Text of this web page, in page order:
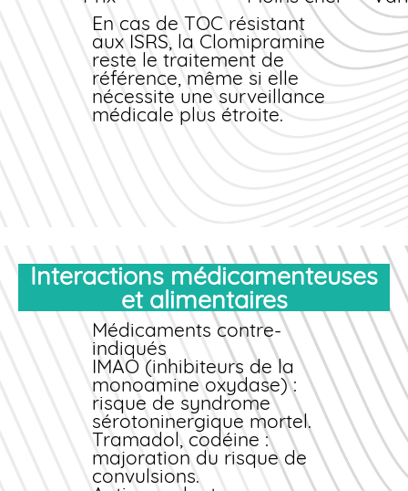
mieux tolérée que
l'amitriptyline en
termes de sédation
diurne.
En cas de TOC résistant
aux ISRS, la Clomipramine
reste le traitement de
référence, même si elle
nécessite une surveillance
médicale plus étroite.
Interactions médicamenteuses
et alimentaires
Médicaments contre-
indiqués
IMAO (inhibiteurs de la
monoamine oxydase) :
risque de syndrome
sérotoninergique mortel.
Tramadol, codéine :
majoration du risque de
convulsions.